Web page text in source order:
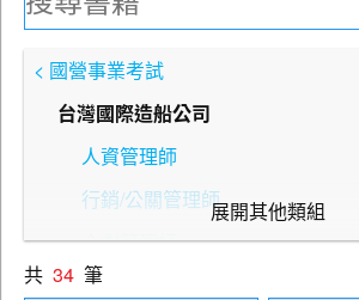
< 國營事業考試
台灣國際造船公司
人資管理師
行銷/公關管理師
企劃管理師
會計管理師
展開其他類組
共 34 筆